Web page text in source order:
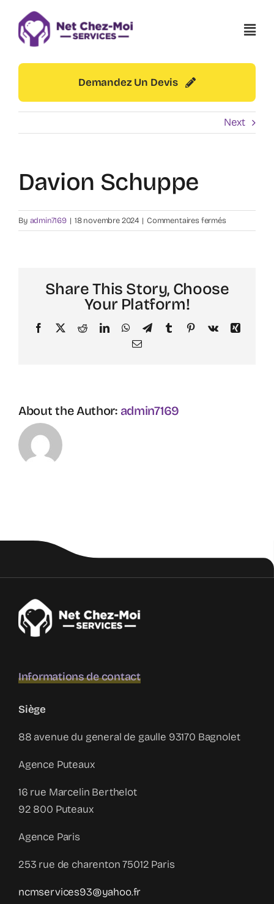
content
Demandez Un Devis
Next
Davion Schuppe
By admin7169 | 18 novembre 2024 | Commentaires ferméssur
Davion
Share This Story, Choose
Your Platform!
Facebook
X RedditLinkedInWhatsApp
TelegramTumblr PinterestVk
Xing
Email
About the Author: admin7169
Informations de contact
Siège
88 avenue du general de gaulle 93170 Bagnolet
Agence Puteaux
16 rue Marcelin Berthelot
92 800 Puteaux
Agence Paris
253 rue de charenton 75012 Paris
ncmservices93@yahoo.fr